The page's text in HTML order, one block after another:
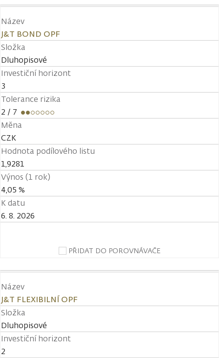
Název
J&T BOND OPF
Složka
Dluhopisové
Investiční horizont
3
Tolerance rizika
2 / 7
Měna
CZK
Hodnota podílového listu
1,9281
Výnos (1 rok)
4,05 %
K datu
6. 8. 2026
PŘIDAT DO POROVNÁVAČE
Název
J&T FLEXIBILNÍ OPF
Složka
Dluhopisové
Investiční horizont
2